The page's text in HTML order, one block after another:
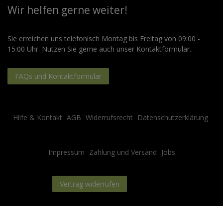
Wir helfen gerne weiter!
Sie erreichen uns telefonisch Montag bis Freitag von 09:00 -
15:00 Uhr. Nutzen Sie gerne auch unser Kontaktformular.
FAQs und Kontaktformular
Hilfe & Kontakt AGB Widerrufsrecht Datenschutzerklärung
Impressum Zahlung und Versand Jobs
Vertrag widerrufen